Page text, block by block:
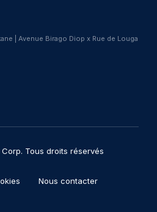
| Avenue Birago Diop x Rue de Louga
Tous droits réservés
Nous contacter